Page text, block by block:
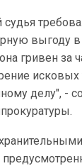
выгоду
гривен за
исковых
делу", -